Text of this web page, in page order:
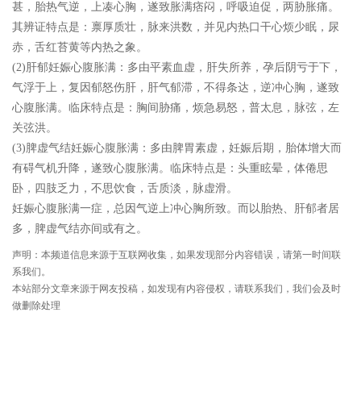
甚，胎热气逆，上凑心胸，遂致胀满痞闷，呼吸迫促，两胁胀痛。
其辨证特点是：禀厚质壮，脉来洪数，并见内热口干心烦少眠，尿
赤，舌红苔黄等内热之象。
(2)肝郁妊娠心腹胀满：多由平素血虚，肝失所养，孕后阴亏于下，
气浮于上，复因郁怒伤肝，肝气郁滞，不得条达，逆冲心胸，遂致
心腹胀满。临床特点是：胸间胁痛，烦急易怒，普太息，脉弦，左
关弦洪。
(3)脾虚气结妊娠心腹胀满：多由脾胃素虚，妊娠后期，胎体增大而
有碍气机升降，遂致心腹胀满。临床特点是：头重眩晕，体倦思
卧，四肢乏力，不思饮食，舌质淡，脉虚滑。
妊娠心腹胀满一症，总因气逆上冲心胸所致。而以胎热、肝郁者居
多，脾虚气结亦间或有之。
声明：本频道信息来源于互联网收集，如果发现部分内容错误，请第一时间联
系我们。
本站部分文章来源于网友投稿，如发现有内容侵权，请联系我们，我们会及时
做删除处理